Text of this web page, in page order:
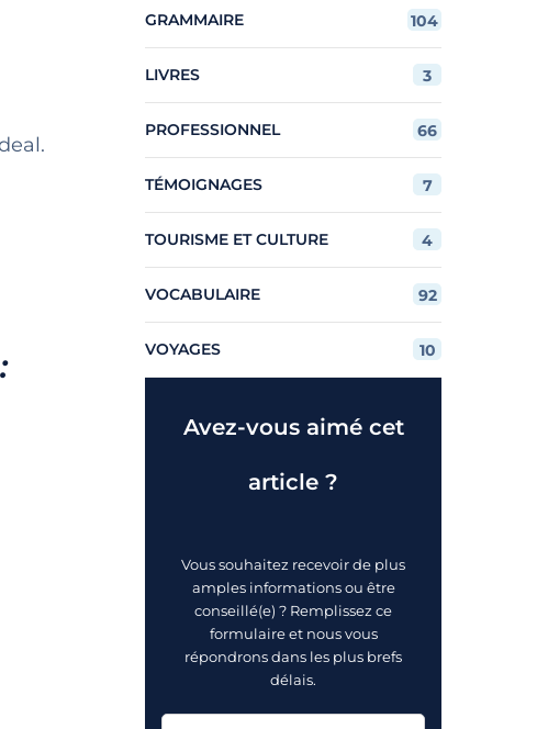
GRAMMAIRE 104
LIVRES 3
PROFESSIONNEL 66
TÉMOIGNAGES 7
TOURISME ET CULTURE 4
VOCABULAIRE 92
VOYAGES 10
Avez-vous aimé cet
article ?
Vous souhaitez recevoir de plus
amples informations ou être
conseillé(e) ? Remplissez ce
formulaire et nous vous
répondrons dans les plus brefs
délais.